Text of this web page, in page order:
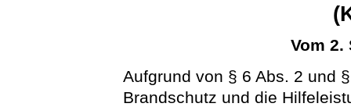
Vom 2.
Aufgrund von § 6 Abs. 2 und
Brandschutz und die